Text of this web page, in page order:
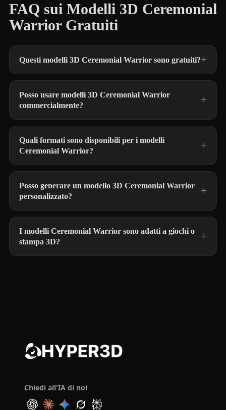
FAQ sui Modelli 3D Ceremonial
Warrior Gratuiti
Questi modelli 3D Ceremonial Warrior sono gratuiti?
Posso usare modelli 3D Ceremonial Warrior
commercialmente?
Quali formati sono disponibili per i modelli
Ceremonial Warrior?
Posso generare un modello 3D Ceremonial Warrior
personalizzato?
I modelli Ceremonial Warrior sono adatti a giochi o
stampa 3D?
Chiedi all'IA di noi